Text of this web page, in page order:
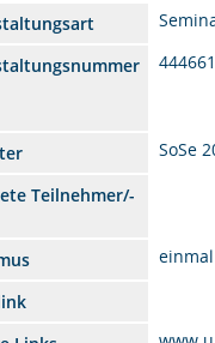
SoSe
Teilnehmer/-